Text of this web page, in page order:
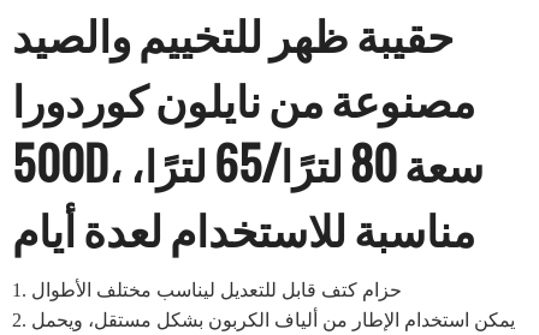
حقيبة ظهر للتخييم والصيد
مصنوعة من نايلون كوردورا
500D، سعة 80 لترًا/65 لترًا،
مناسبة للاستخدام لعدة أيام
1. حزام كتف قابل للتعديل ليناسب مختلف الأطوال
2. يمكن استخدام الإطار من ألياف الكربون بشكل مستقل، ويحمل